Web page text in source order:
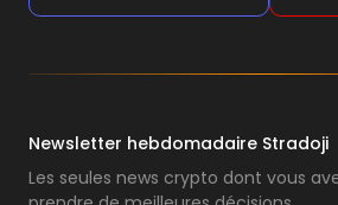
Newsletter hebdomadaire Stradoji
Les seules news crypto dont vous